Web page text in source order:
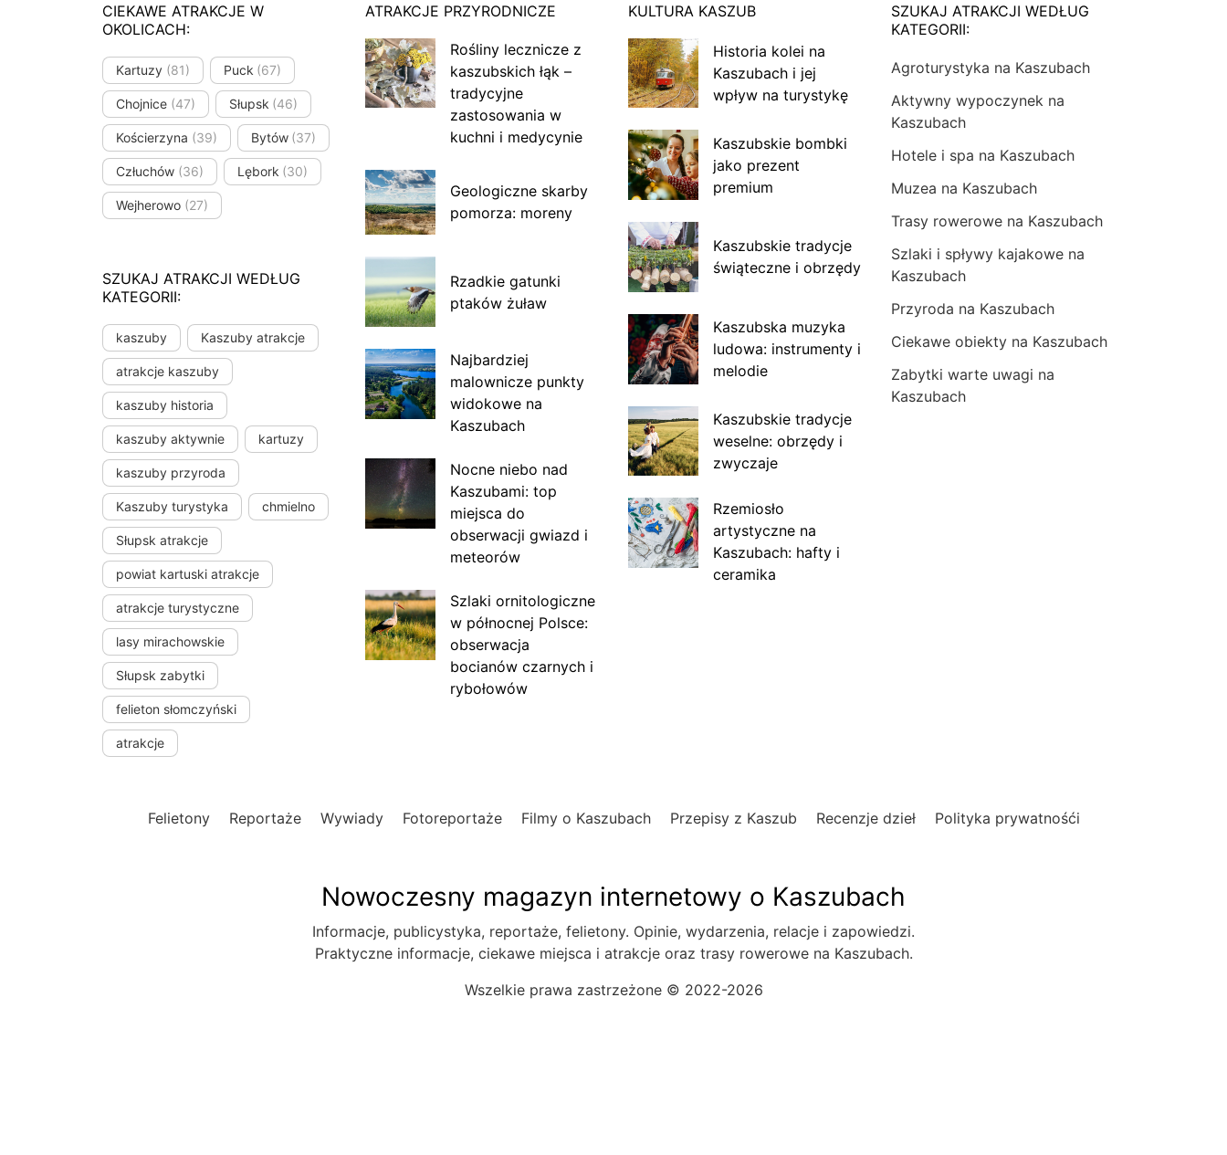
CIEKAWE ATRAKCJE W
OKOLICACH:
Kartuzy (81) Puck (67)
Chojnice (47) Słupsk (46)
Kościerzyna (39) Bytów (37)
Człuchów (36) Lębork (30)
Wejherowo (27)
SZUKAJ ATRAKCJI WEDŁUG
KATEGORII:
kaszuby Kaszuby atrakcje
atrakcje kaszuby
kaszuby historia
kaszuby aktywnie kartuzy
kaszuby przyroda
Kaszuby turystyka chmielno
Słupsk atrakcje
powiat kartuski atrakcje
atrakcje turystyczne
lasy mirachowskie
Słupsk zabytki
felieton słomczyński
atrakcje
ATRAKCJE PRZYRODNICZE
Rośliny lecznicze z
kaszubskich łąk –
tradycyjne
zastosowania w
kuchni i medycynie
Geologiczne skarby
pomorza: moreny
Rzadkie gatunki
ptaków żuław
Najbardziej
malownicze punkty
widokowe na
Kaszubach
Nocne niebo nad
Kaszubami: top
miejsca do
obserwacji gwiazd i
meteorów
Szlaki ornitologiczne
w północnej Polsce:
obserwacja
bocianów czarnych i
rybołowów
KULTURA KASZUB
Historia kolei na
Kaszubach i jej
wpływ na turystykę
Kaszubskie bombki
jako prezent
premium
Kaszubskie tradycje
świąteczne i obrzędy
Kaszubska muzyka
ludowa: instrumenty i
melodie
Kaszubskie tradycje
weselne: obrzędy i
zwyczaje
Rzemiosło
artystyczne na
Kaszubach: hafty i
ceramika
SZUKAJ ATRAKCJI WEDŁUG
KATEGORII:
Agroturystyka na Kaszubach
Aktywny wypoczynek na
Kaszubach
Hotele i spa na Kaszubach
Muzea na Kaszubach
Trasy rowerowe na Kaszubach
Szlaki i spływy kajakowe na
Kaszubach
Przyroda na Kaszubach
Ciekawe obiekty na Kaszubach
Zabytki warte uwagi na
Kaszubach
Felietony Reportaże Wywiady Fotoreportaże Filmy o Kaszubach Przepisy z Kaszub Recenzje dzieł Polityka prywatnośći
Nowoczesny magazyn internetowy o Kaszubach
Informacje, publicystyka, reportaże, felietony. Opinie, wydarzenia, relacje i zapowiedzi.
Praktyczne informacje, ciekawe miejsca i atrakcje oraz trasy rowerowe na Kaszubach.
Wszelkie prawa zastrzeżone © 2022-2026